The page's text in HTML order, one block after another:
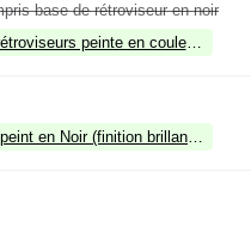
base de rétroviseur en noir
peinte en couleur
en Noir (finition brillante)